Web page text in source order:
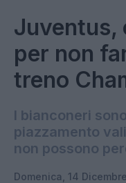
Juventus,
per non
treno
I bianconeri
piazzamento
non possono
Domenica, 14